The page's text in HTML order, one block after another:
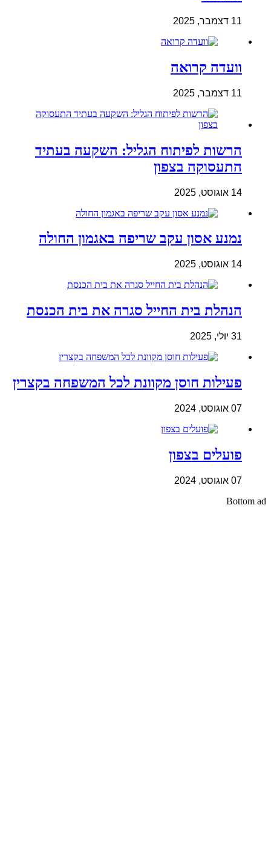
11 דצמבר, 2025
וועדה קרואה
11 דצמבר, 2025
הרשות לפיתוח הגליל: השקעה בעתיד
התעסוקה בצפון
14 אוגוסט, 2025
נמנע אסון עקב שריפה באגמון החולה
14 אוגוסט, 2025
הנהלת בית החייל סגרה את בית הכנסת
31 יולי, 2025
פעילות חוסן מקוונת לכל המשפחה בקצרין
07 אוגוסט, 2024
פועלים בצפון
07 אוגוסט, 2024
Bottom ad